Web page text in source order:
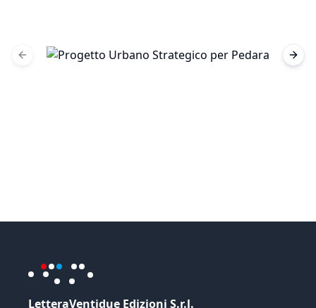
Previous slide
LetteraVentidue Edizioni S.r.l.